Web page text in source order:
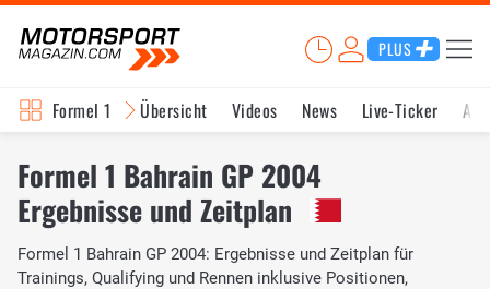
PLUS
Formel 1 Übersicht Videos News Live-Ticker
Formel 1 Bahrain GP 2004
Ergebnisse und Zeitplan
Formel 1 Bahrain GP 2004: Ergebnisse und Zeitplan für
Trainings, Qualifying und Rennen inklusive Positionen,